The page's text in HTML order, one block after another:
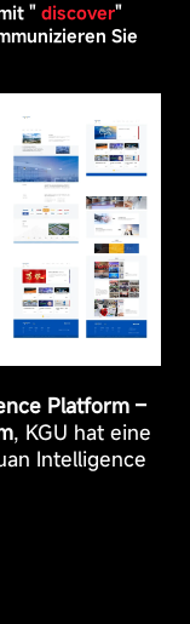
" discover"
Sie
Platform –
, KGU hat eine
Intelligence